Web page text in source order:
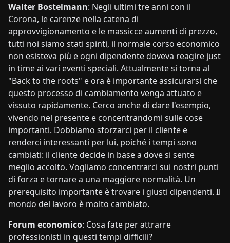
Walter Bostelmann: Negli ultimi tre anni con il
Corona, le carenze nella catena di
approvvigionamento e le massicce aumenti di prezzo,
tutti noi siamo stati spinti, il normale corso economico
non esisteva più e ogni dipendente doveva reagire just
in time ai vari eventi speciali. Attualmente si torna al
"Back to the roots" e ora è importante assicurarsi che
questo processo di cambiamento venga attuato e
vissuto rapidamente. Cerco anche di dare l'esempio,
vivendo nel presente e concentrandomi sulle cose
importanti. Dobbiamo sforzarci per il cliente e
renderci interessanti per lui, poiché i tempi sono
cambiati: il cliente decide in base a dove si sente
meglio accolto. Vogliamo concentrarci sui nostri punti
di forza e tornare a una maggiore normalità. Un
prerequisito importante è trovare i giusti dipendenti. Il
mondo del lavoro è molto cambiato.
Forum economico: Cosa fate per attrarre
professionisti in questi tempi difficili?